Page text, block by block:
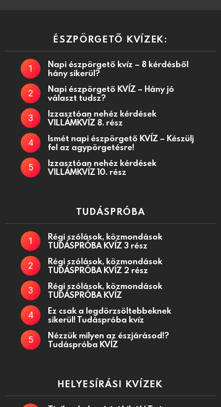
ÉSZPÖRGETŐ KVÍZEK:
Napi észpörgető kvíz – 8 kérdésből
hány sikerül?
Napi észpörgető KVÍZ – Hány jó
választ tudsz?
Izzasztóan nehéz kérdések
VILLÁMKVÍZ 8. rész
Ismét napi észpörgető KVÍZ – Készülj
fel az agypörgetésre!
Izzasztóan nehéz kérdések
VILLÁMKVÍZ 10. rész
TUDÁSPRÓBA
Régi szólások, közmondások
TUDÁSPRÓBA KVÍZ 3 rész
Régi szólások, közmondások
TUDÁSPRÓBA KVÍZ 2 rész
Régi szólások, közmondások
TUDÁSPRÓBA KVÍZ
Ez csak a legdörzsöltebbeknek
sikerül! Tudáspróba kvíz
Nézzük milyen az észjárásod!?
Tudáspróba KVÍZ
HELYESÍRÁSI KVÍZEK